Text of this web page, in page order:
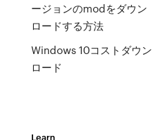
ージョンのmodをダウン
ロードする方法
Windows 10コストダウン
ロード
Learn